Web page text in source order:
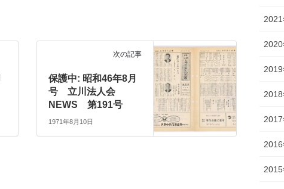
次の記事
保護中: 昭和46年8月
号 立川法人会
NEWS 第191号
1971年8月10日